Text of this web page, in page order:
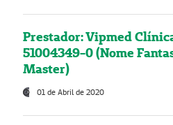
Prestador: Vipmed
51004349-0 (Nome
Master)
01 de Abril de 2020